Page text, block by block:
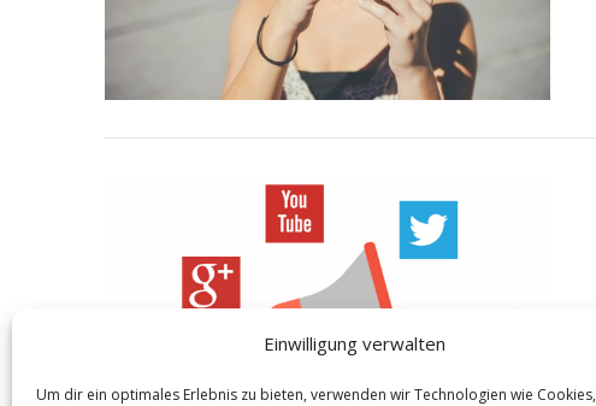
Einwilligung verwalten
Um dir ein optimales Erlebnis zu bieten, verwenden wir Technologien wie Cookies,
f
: